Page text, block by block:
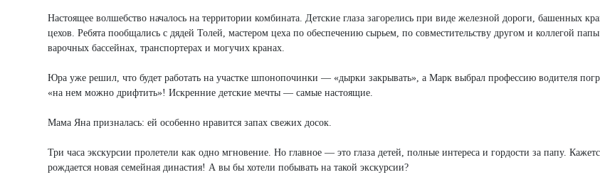
Настоящее волшебство началось на территории комбината. Детские глаза загорелись при виде железной дороги, башенных
цехов. Ребята пообщались с дядей Толей, мастером цеха по обеспечению сырьем, по совместительству другом и коллегой
варочных бассейнах, транспортерах и могучих кранах.
Юра уже решил, что будет работать на участке шпонопочинки — «дырки закрывать», а Марк выбрал профессию водителя
«на нем можно дрифтить»! Искренние детские мечты — самые настоящие.
Мама Яна призналась: ей особенно нравится запах свежих досок.
Три часа экскурсии пролетели как одно мгновение. Но главное — это глаза детей, полные интереса и гордости за папу.
рождается новая семейная династия! А вы бы хотели побывать на такой экскурсии?